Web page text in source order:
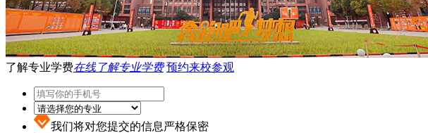
了解专业学费在线了解专业学费 预约来校参观
我们将对您提交的信息严格保密